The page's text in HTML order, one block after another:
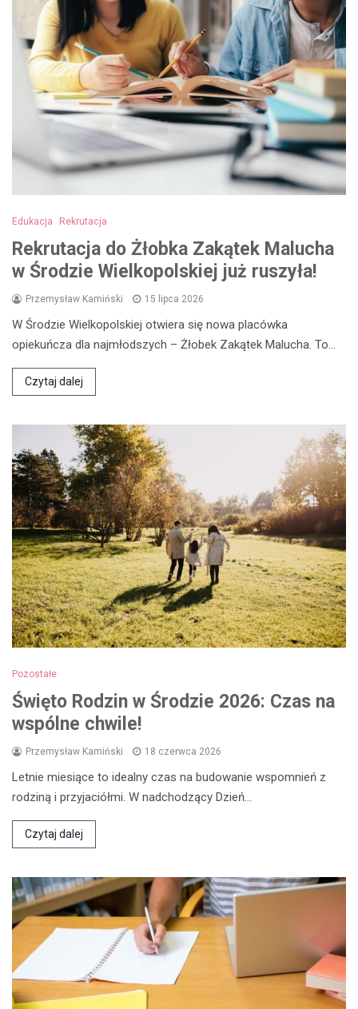
Edukacja Rekrutacja
Rekrutacja do Żłobka Zakątek Malucha
w Środzie Wielkopolskiej już ruszyła!
Przemysław Kamiński 15 lipca 2026
W Środzie Wielkopolskiej otwiera się nowa placówka
opiekuńcza dla najmłodszych – Żłobek Zakątek Malucha. To…
Czytaj dalej
Pozostałe
Święto Rodzin w Środzie 2026: Czas na
wspólne chwile!
Przemysław Kamiński 18 czerwca 2026
Letnie miesiące to idealny czas na budowanie wspomnień z
rodziną i przyjaciółmi. W nadchodzący Dzień…
Czytaj dalej